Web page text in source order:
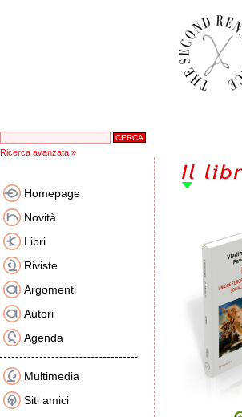
Ricerca avanzata »
Homepage
Novità
Libri
Riviste
Argomenti
Autori
Agenda
Multimedia
Siti amici